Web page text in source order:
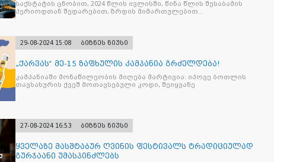
საქსტატის ცნობით, 2024 წლის ივლისში, წინა წლის შესაბამის
პერიოდთან შედარებით, ზრდის მიმართულებით
29-08-2024 15:08 ბიზნეს ნიუსი
„ქარვას“ მე-15 ზაფხულის კამპანია გრძელდება!
კამპანიაში მონაწილეობის მიღება მარტივია: იპოვე ბოთლის
თავსახურის ქვეშ მოთავსებული კოდი, შეიყვანე
27-08-2024 16:53 ბიზნეს ნიუსი
ყველაზე მასშტაბურ ღვინის ფესტივალს ტრადიციულად
გურჯაანი უმასპინძლებს